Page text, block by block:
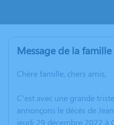
Message de la famille
Chère famille, chers amis,
C’est avec une grande
annonçons le décès de
jeudi 29 décembre 2022 à